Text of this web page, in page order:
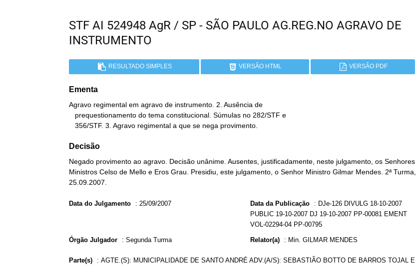
STF AI 524948 AgR / SP - SÃO PAULO AG.REG.NO AGRAVO DE
INSTRUMENTO
RESULTADO SIMPLES VERSÃO HTML VERSÃO PDF
Ementa
Agravo regimental em agravo de instrumento. 2. Ausência de
   356/STF. 3. Agravo regimental a que se nega provimento.
Decisão
Negado provimento ao agravo. Decisão unânime. Ausentes, justificadamente, neste julgamento, os Senhores
Ministros Celso de Mello e Eros Grau. Presidiu, este julgamento, o Senhor Ministro Gilmar Mendes. 2ª Turma,
25.09.2007.
Data do Julgamento : 25/09/2007 Data da Publicação : DJe-126 DIVULG 18-10-2007
PUBLIC 19-10-2007 DJ 19-10-2007 PP-00081 EMENT
VOL-02294-04 PP-00795
Órgão Julgador : Segunda Turma Relator(a) : Min. GILMAR MENDES
Parte(s) : AGTE.(S): MUNICIPALIDADE DE SANTO ANDRÉ ADV.(A/S): SEBASTIÃO BOTTO DE BARROS TOJAL E